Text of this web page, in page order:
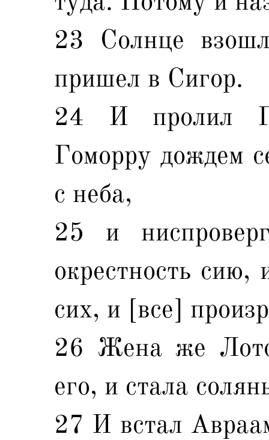
23 Солнце
пришел в Сигор.
24 И пролил
Гоморру дождем
с неба,
25 и
окрестность сию,
сих, и [все]
26 Жена же
его, и стала
27 И встал